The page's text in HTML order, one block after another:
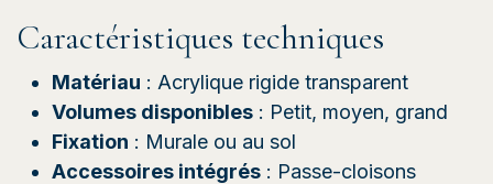
Caractéristiques techniques
Matériau : Acrylique rigide transparent
Volumes disponibles : Petit, moyen, grand
Fixation : Murale ou au sol
Accessoires intégrés : Passe-cloisons